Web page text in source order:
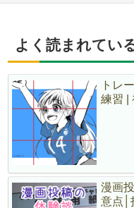
よく読まれてい
トレ
練習 |
漫画
意点│